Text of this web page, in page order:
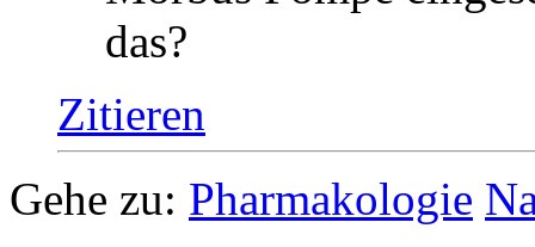
Erfahrener Benutzer